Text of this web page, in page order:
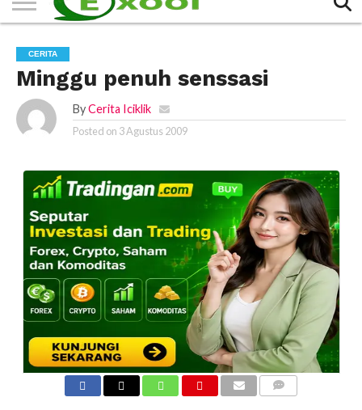
CERITA
Minggu penuh senssasi
By Cerita Iciklik
Posted on 3 Agustus 2009